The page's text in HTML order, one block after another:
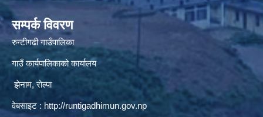
सम्पर्क विवरण
रुन्टीगढी गाउँपालिका
गाउँ कार्यपालिकाको कार्यालय
झेनाम, रोल्पा
वेबसाइट : http://runtigadhimun.gov.np